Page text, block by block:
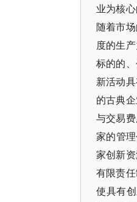
业为核
随着市
度的生
标的的
新活动
的古典
与交易
家的管
家创新
有限责
使具有